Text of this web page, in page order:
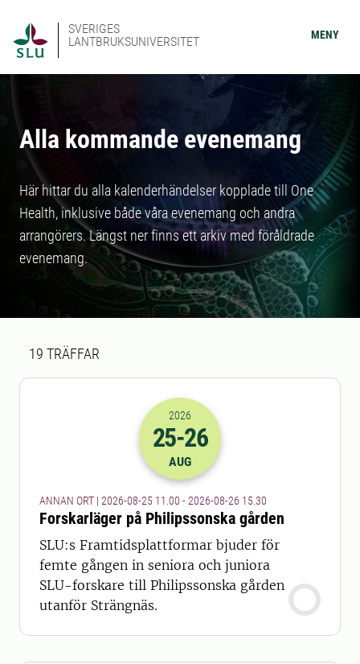
SVERIGES
LANTBRUKSUNIVERSITET
MENY
Alla kommande evenemang
Här hittar du alla kalenderhändelser kopplade till One
Health, inklusive både våra evenemang och andra
arrangörers. Längst ner finns ett arkiv med föråldrade
evenemang.
Sökresultat
19 TRÄFFAR
2026-25-08 09:00
2026
25-26
AUG
ANNAN ORT | 2026-08-25 11.00 - 2026-08-26 15.30
Forskarläger på Philipssonska gården
SLU:s Framtidsplattformar bjuder för
femte gången in seniora och juniora
SLU-forskare till Philipssonska gården
utanför Strängnäs.